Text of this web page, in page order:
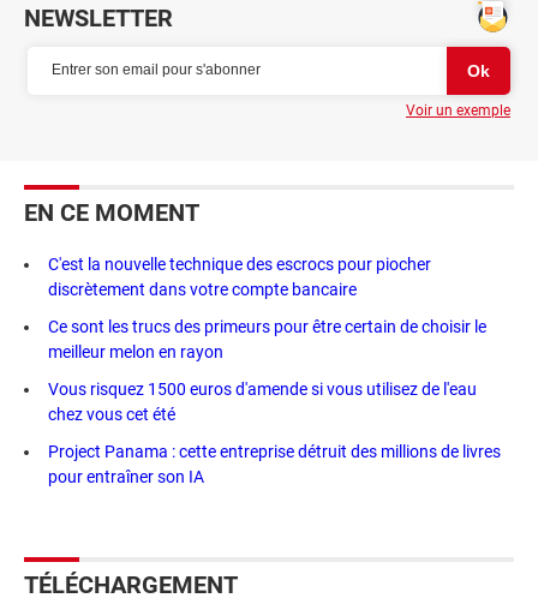
NEWSLETTER
Voir un exemple
EN CE MOMENT
C'est la nouvelle technique des escrocs pour piocher
discrètement dans votre compte bancaire
Ce sont les trucs des primeurs pour être certain de choisir le
meilleur melon en rayon
Vous risquez 1500 euros d'amende si vous utilisez de l'eau
chez vous cet été
Project Panama : cette entreprise détruit des millions de livres
pour entraîner son IA
TÉLÉCHARGEMENT